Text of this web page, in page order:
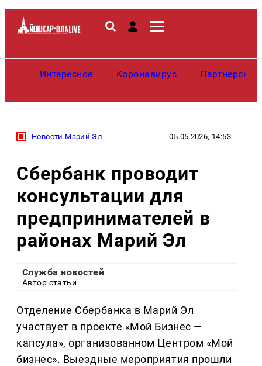
Интересное Коронавирус
Новости Марий Эл 05.05.2026, 14:53
Сбербанк проводит
консультации для
предпринимателей в
районах Марий Эл
Служба новостей
Автор статьи
Отделение Сбербанка в Марий Эл
участвует в проекте «Мой Бизнес —
капсула», организованном Центром «Мой
бизнес». Выездные мероприятия прошли